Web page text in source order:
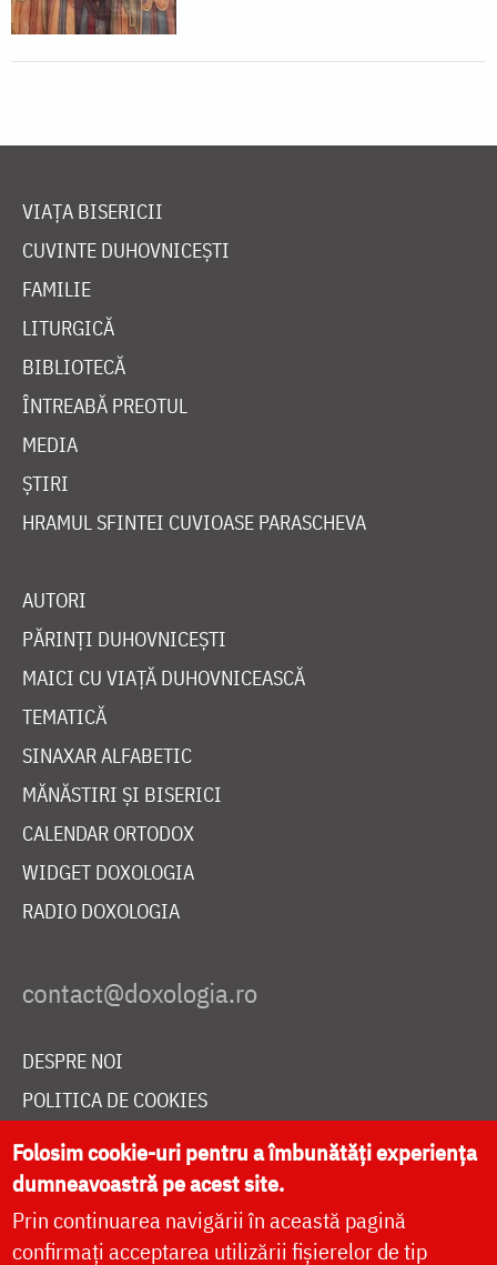
VIAȚA BISERICII
CUVINTE DUHOVNICEȘTI
FAMILIE
LITURGICĂ
BIBLIOTECĂ
ÎNTREABĂ PREOTUL
MEDIA
ȘTIRI
HRAMUL SFINTEI CUVIOASE PARASCHEVA
AUTORI
PĂRINȚI DUHOVNICEȘTI
MAICI CU VIAȚĂ DUHOVNICEASCĂ
TEMATICĂ
SINAXAR ALFABETIC
MĂNĂSTIRI ȘI BISERICI
CALENDAR ORTODOX
WIDGET DOXOLOGIA
RADIO DOXOLOGIA
DESPRE NOI
POLITICA DE COOKIES
DONEAZĂ ONLINE PENTRU CATEDRALA NAȚIONALĂ
LIVE
Folosim cookie-uri pentru a îmbunătăți experiența
dumneavoastră pe acest site.
Prin continuarea navigării în această pagină
confirmați acceptarea utilizării fișierelor de tip